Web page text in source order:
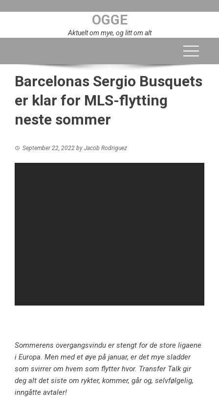
OGGE
Aktuelt om mye, og litt om alt
Barcelonas Sergio Busquets
er klar for MLS-flytting
neste sommer
September 22, 2022 by Jacob Rodriguez
Sommerens overgangsvindu er stengt for de store ligaene
i Europa. Men med et øye på januar, er det mye sladder
som svirrer om hvem som flytter hvor. Transfer Talk gir
deg alt det siste om rykter, kommer, går og, selvfølgelig,
inngåtte avtaler!